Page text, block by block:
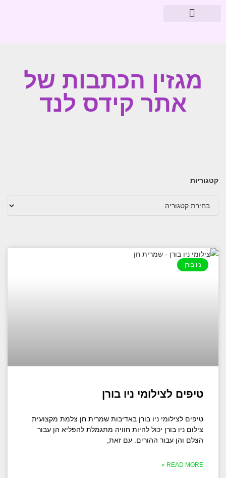
מגזין הכתבות של
אתר קידס לנד
קטגוריות
ניו בורן
טיפים לצילומי ניו בורן
טיפים לצילומי ניו בורן באדיבות שמרית חן צלמת מקצועית
צילום ניו בורן יכול להיות חוויה מתגמלת להפליא הן עבור
הצלם והן עבור ההורים. עם זאת,
READ MORE »